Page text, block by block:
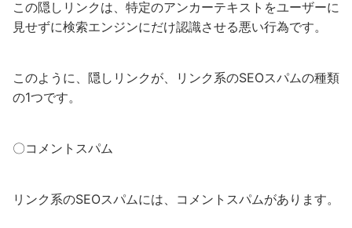
この隠しリンクは、特定のアンカーテキストをユーザーに
見せずに検索エンジンにだけ認識させる悪い行為です。
このように、隠しリンクが、リンク系のSEOスパムの種類
の1つです。
〇コメントスパム
リンク系のSEOスパムには、コメントスパムがあります。